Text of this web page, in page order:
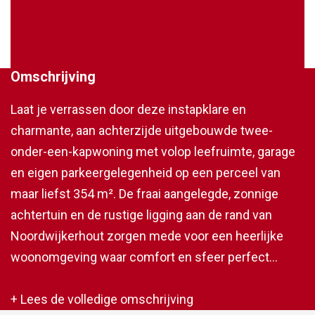
Omschrijving
Laat je verrassen door deze instapklare en
charmante, aan achterzijde uitgebouwde twee-
onder-een-kapwoning met volop leefruimte, garage
en eigen parkeergelegenheid op een perceel van
maar liefst 354 m². De fraai aangelegde, zonnige
achtertuin en de rustige ligging aan de rand van
Noordwijkerhout zorgen mede voor een heerlijke
woonomgeving waar comfort en sfeer perfect
royale, lichte woonkamer met grote raampartijen. De
+ Lees de volledige omschrijving